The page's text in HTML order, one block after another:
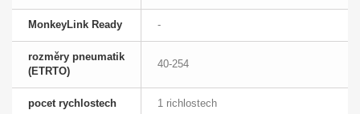
MonkeyLink Ready -
rozměry pneumatik
(ETRTO)
40-254
pocet rychlostech 1 richlostech